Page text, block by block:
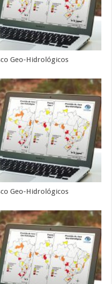
Geo-Hidrológicos
Geo-Hidrológicos